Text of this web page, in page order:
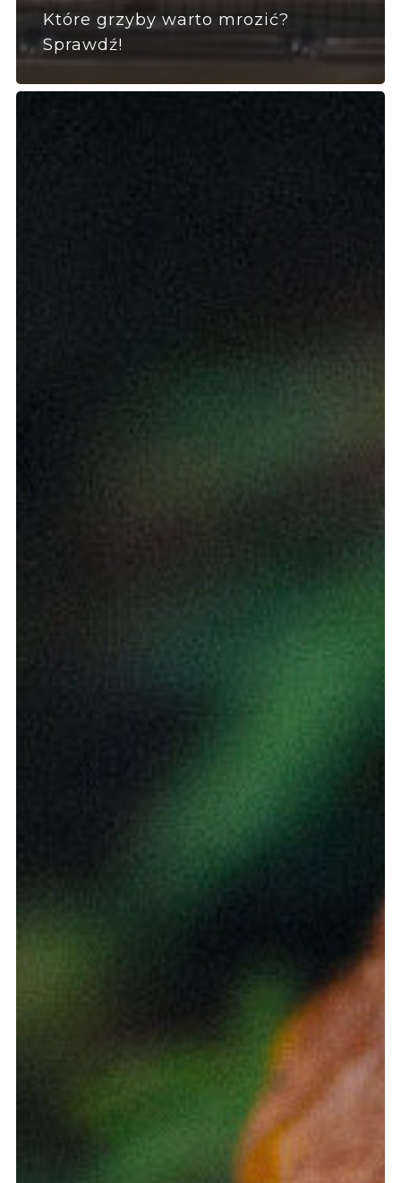
Które grzyby warto mrozić?
Sprawdź!